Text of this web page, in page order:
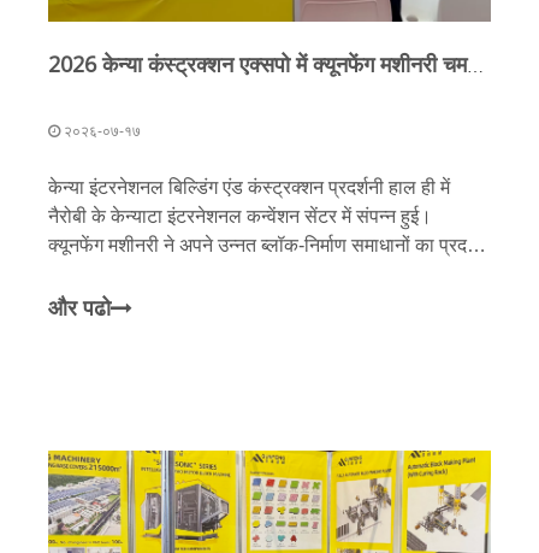
2026 केन्या कंस्ट्रक्शन एक्सपो में क्यूनफेंग मशीनरी चमकी: स्मार्ट मैन्युफैक्चरिंग ने अफ्रीका को आकर्षित किया
२०२६-०७-१७
केन्या इंटरनेशनल बिल्डिंग एंड कंस्ट्रक्शन प्रदर्शनी हाल ही में
नैरोबी के केन्याटा इंटरनेशनल कन्वेंशन सेंटर में संपन्न हुई।
क्यूनफेंग मशीनरी ने अपने उन्नत ब्लॉक-निर्माण समाधानों का प्रदर्शन
अपने 'विज़न 2030' को ज़ोर-शोर से आगे बढ़ा रहा है
और पढो